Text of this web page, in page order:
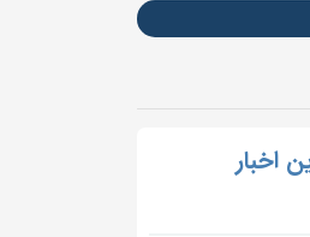
اخبار